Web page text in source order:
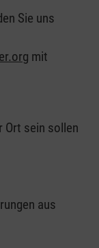
Sie uns
mit
Ort sein sollen
aus